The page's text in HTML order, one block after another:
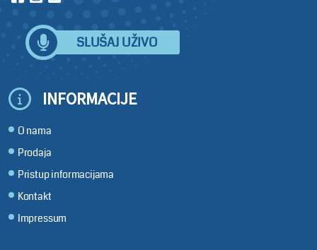
SLUŠAJ UŽIVO
INFORMACIJE
O nama
Prodaja
Pristup informacijama
Kontakt
Impressum